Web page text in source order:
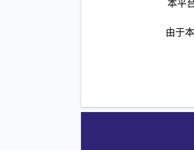
本平
由于